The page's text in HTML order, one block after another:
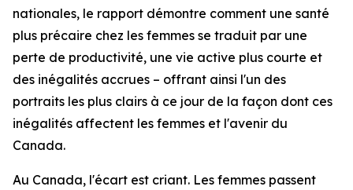
nationales, le rapport démontre comment une santé
plus précaire chez les femmes se traduit par une
perte de productivité, une vie active plus courte et
des inégalités accrues – offrant ainsi l'un des
portraits les plus clairs à ce jour de la façon dont ces
inégalités affectent les femmes et l'avenir du
Canada.
Au Canada, l'écart est criant. Les femmes passent